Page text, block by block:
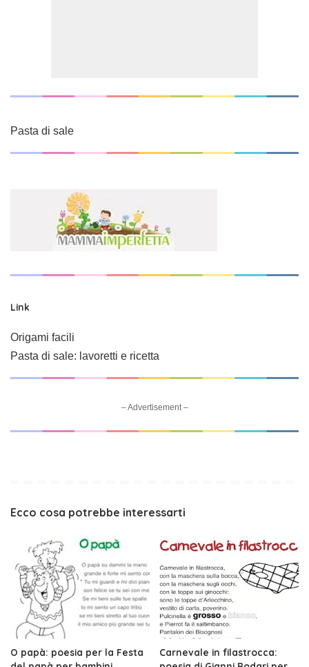
Pasta di sale
Link
Origami facili
Pasta di sale: lavoretti e ricetta
– Advertisement –
Ecco cosa potrebbe interessarti
O papà: poesia per la Festa
Carnevale in filastrocca: